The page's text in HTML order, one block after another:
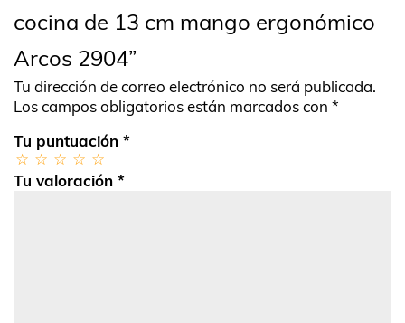
cocina de 13 cm mango ergonómico
Arcos 2904”
Tu dirección de correo electrónico no será publicada.
Los campos obligatorios están marcados con *
Tu puntuación *
Tu valoración *